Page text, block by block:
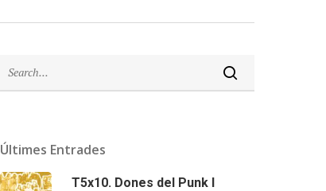
Últimes Entrades
T5x10. Dones del Punk I